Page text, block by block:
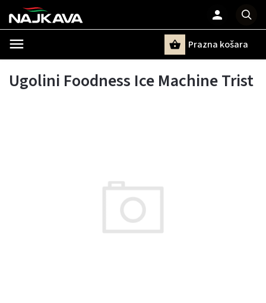
Prazna košara
Ugolini Foodness Ice Machine Trist